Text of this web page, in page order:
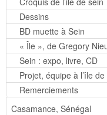
Dessins
BD muette à Sein
« Île », de Gregory
Sein : expo, livre, CD
Projet, équipe à l’île de
Remerciements
Casamance, Sénégal